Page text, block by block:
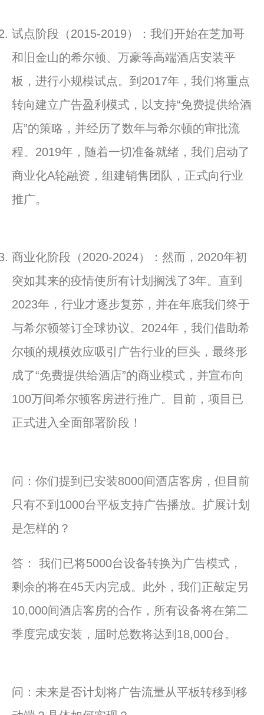
试点阶段（2015-2019）：我们开始在芝加哥
和旧金山的希尔顿、万豪等高端酒店安装平
板，进行小规模试点。到2017年，我们将重点
转向建立广告盈利模式，以支持“免费提供给酒
店”的策略，并经历了数年与希尔顿的审批流
程。2019年，随着一切准备就绪，我们启动了
商业化A轮融资，组建销售团队，正式向行业
推广。
商业化阶段（2020-2024）：然而，2020年初
突如其来的疫情使所有计划搁浅了3年。直到
2023年，行业才逐步复苏，并在年底我们终于
与希尔顿签订全球协议。2024年，我们借助希
尔顿的规模效应吸引广告行业的巨头，最终形
成了“免费提供给酒店”的商业模式，并宣布向
100万间希尔顿客房进行推广。目前，项目已
正式进入全面部署阶段！
问：你们提到已安装8000间酒店客房，但目前
只有不到1000台平板支持广告播放。扩展计划
是怎样的？
答： 我们已将5000台设备转换为广告模式，
剩余的将在45天内完成。此外，我们正敲定另
10,000间酒店客房的合作，所有设备将在第二
季度完成安装，届时总数将达到18,000台。
问：未来是否计划将广告流量从平板转移到移